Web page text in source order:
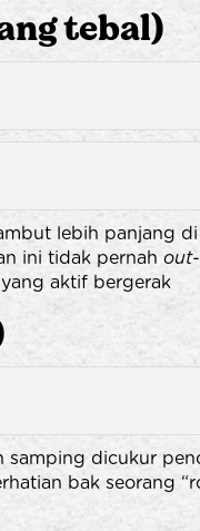
tebal)
lebih panjang
ini tidak pernah
aktif bergerak
samping dicukur
bak seorang